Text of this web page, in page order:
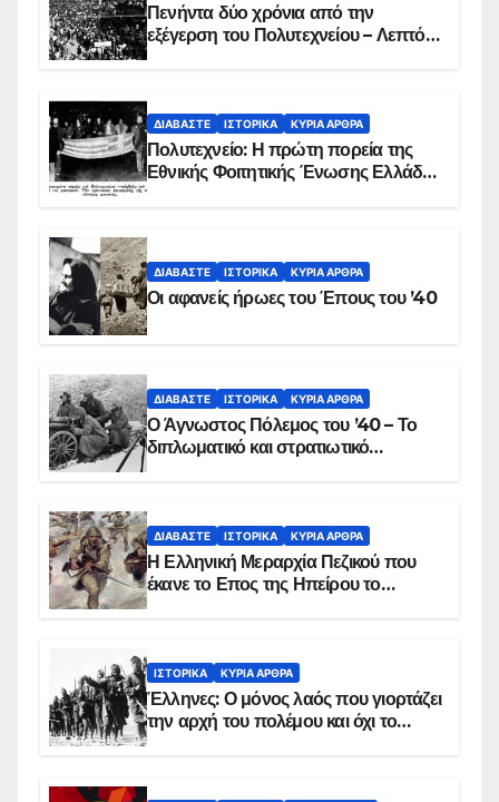
Πενήντα δύο χρόνια από την
εξέγερση του Πολυτεχνείου – Λεπτό
ΔΙΑΒΆΣΤΕ ΙΣΤΟΡΙΚΆ ΚΥΡΙΑ ΑΡΘΡΑ
Πολυτεχνείο: Η πρώτη πορεία της
Εθνικής Φοιτητικής Ένωσης Ελλάδος
ΔΙΑΒΆΣΤΕ ΙΣΤΟΡΙΚΆ ΚΥΡΙΑ ΑΡΘΡΑ
Οι αφανείς ήρωες του Έπους του ’40
ΔΙΑΒΆΣΤΕ ΙΣΤΟΡΙΚΆ ΚΥΡΙΑ ΑΡΘΡΑ
Ο Άγνωστος Πόλεμος του ’40 – Το
διπλωματικό και στρατιωτικό
ΔΙΑΒΆΣΤΕ ΙΣΤΟΡΙΚΆ ΚΥΡΙΑ ΑΡΘΡΑ
Η Ελληνική Μεραρχία Πεζικού που
έκανε το Επος της Ηπείρου το
ΙΣΤΟΡΙΚΆ ΚΥΡΙΑ ΑΡΘΡΑ
Έλληνες: Ο μόνος λαός που γιορτάζει
την αρχή του πολέμου και όχι το